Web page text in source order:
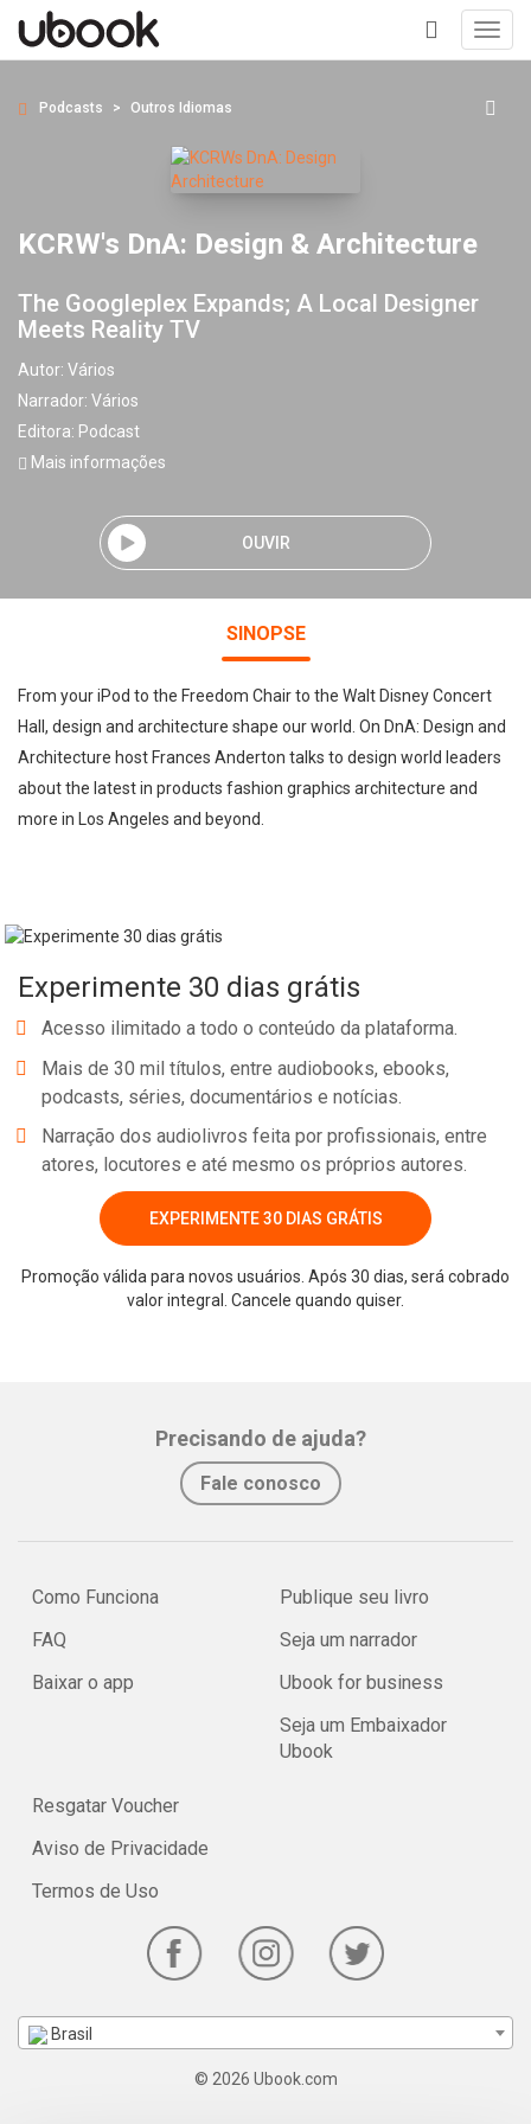
+
Podcasts Outros Idiomas
KCRW's DnA: Design & Architecture
The Googleplex Expands; A Local Designer
Meets Reality TV
Autor: Vários
Narrador: Vários
Editora: Podcast
Mais informações
OUVIR
SINOPSE
From your iPod to the Freedom Chair to the Walt Disney Concert
Hall, design and architecture shape our world. On DnA: Design and
Architecture host Frances Anderton talks to design world leaders
about the latest in products fashion graphics architecture and
more in Los Angeles and beyond.
Experimente 30 dias grátis
Acesso ilimitado a todo o conteúdo da plataforma.
Mais de 30 mil títulos, entre audiobooks, ebooks,
podcasts, séries, documentários e notícias.
Narração dos audiolivros feita por profissionais, entre
atores, locutores e até mesmo os próprios autores.
EXPERIMENTE 30 DIAS GRÁTIS
Promoção válida para novos usuários. Após 30 dias, será cobrado
valor integral. Cancele quando quiser.
Precisando de ajuda?
Fale conosco
Como Funciona
FAQ
Baixar o app
Publique seu livro
Seja um narrador
Ubook for business
Seja um Embaixador
Ubook
Resgatar Voucher
Aviso de Privacidade
Termos de Uso
Brasil
© 2026 Ubook.com